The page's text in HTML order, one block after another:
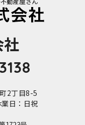
2丁目8-5
日：日祝